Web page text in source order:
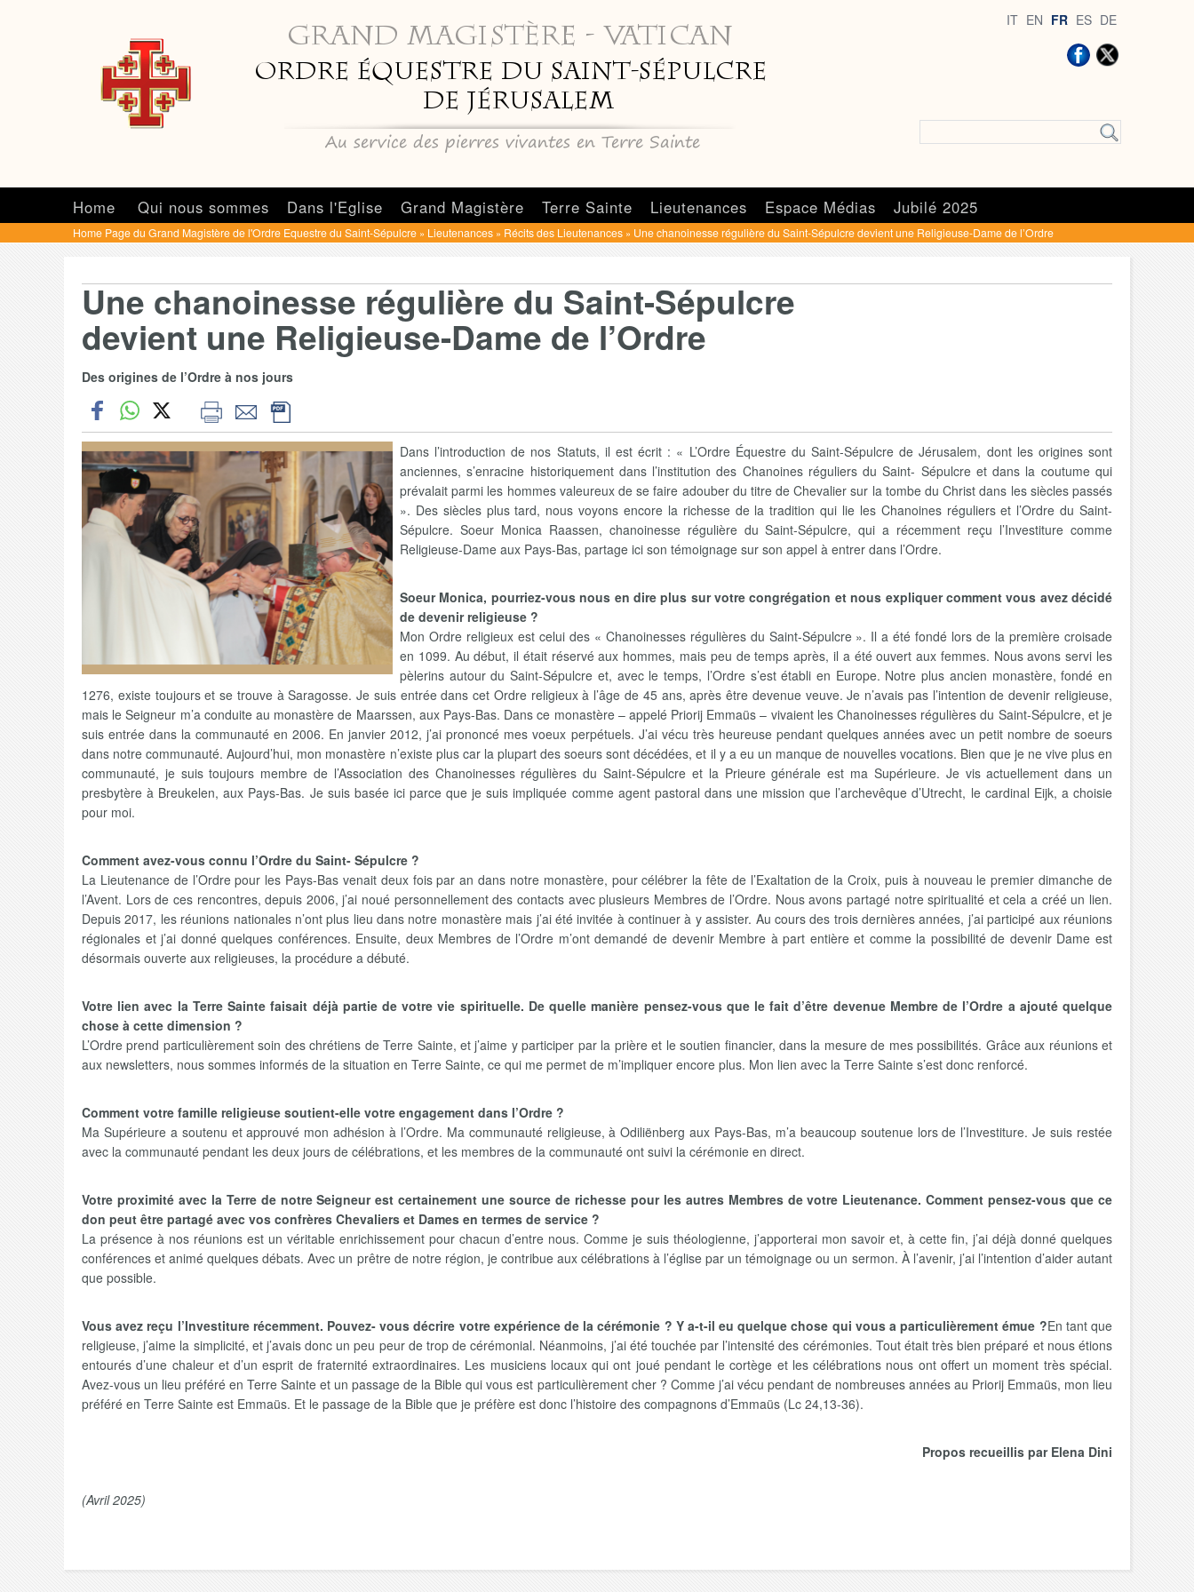
IT EN FR ES DE
Home Qui nous sommes Dans l'Eglise Grand Magistère Terre Sainte Lieutenances Espace Médias Jubilé 2025
Home Page du Grand Magistère de l'Ordre Equestre du Saint-Sépulcre » Lieutenances » Récits des Lieutenances » Une chanoinesse régulière du Saint-Sépulcre devient une Religieuse-Dame de l’Ordre
Une chanoinesse régulière du Saint-Sépulcre
devient une Religieuse-Dame de l’Ordre
Des origines de l’Ordre à nos jours
Dans l’introduction de nos Statuts, il est écrit : « L’Ordre Équestre du Saint-Sépulcre de Jérusalem, dont les origines sont
anciennes, s’enracine historiquement dans l’institution des Chanoines réguliers du Saint- Sépulcre et dans la coutume qui
prévalait parmi les hommes valeureux de se faire adouber du titre de Chevalier sur la tombe du Christ dans les siècles passés
». Des siècles plus tard, nous voyons encore la richesse de la tradition qui lie les Chanoines réguliers et l’Ordre du Saint-
Sépulcre. Soeur Monica Raassen, chanoinesse régulière du Saint-Sépulcre, qui a récemment reçu l’Investiture comme
Religieuse-Dame aux Pays-Bas, partage ici son témoignage sur son appel à entrer dans l’Ordre.
Soeur Monica, pourriez-vous nous en dire plus sur votre congrégation et nous expliquer comment vous avez décidé
de devenir religieuse ?
Mon Ordre religieux est celui des « Chanoinesses régulières du Saint-Sépulcre ». Il a été fondé lors de la première croisade
en 1099. Au début, il était réservé aux hommes, mais peu de temps après, il a été ouvert aux femmes. Nous avons servi les
pèlerins autour du Saint-Sépulcre et, avec le temps, l’Ordre s’est établi en Europe. Notre plus ancien monastère, fondé en
1276, existe toujours et se trouve à Saragosse. Je suis entrée dans cet Ordre religieux à l’âge de 45 ans, après être devenue veuve. Je n’avais pas l’intention de devenir religieuse,
mais le Seigneur m’a conduite au monastère de Maarssen, aux Pays-Bas. Dans ce monastère – appelé Priorij Emmaüs – vivaient les Chanoinesses régulières du Saint-Sépulcre, et je
suis entrée dans la communauté en 2006. En janvier 2012, j’ai prononcé mes voeux perpétuels. J’ai vécu très heureuse pendant quelques années avec un petit nombre de soeurs
dans notre communauté. Aujourd’hui, mon monastère n’existe plus car la plupart des soeurs sont décédées, et il y a eu un manque de nouvelles vocations. Bien que je ne vive plus en
communauté, je suis toujours membre de l’Association des Chanoinesses régulières du Saint-Sépulcre et la Prieure générale est ma Supérieure. Je vis actuellement dans un
presbytère à Breukelen, aux Pays-Bas. Je suis basée ici parce que je suis impliquée comme agent pastoral dans une mission que l’archevêque d’Utrecht, le cardinal Eijk, a choisie
pour moi.
Comment avez-vous connu l’Ordre du Saint- Sépulcre ?
La Lieutenance de l’Ordre pour les Pays-Bas venait deux fois par an dans notre monastère, pour célébrer la fête de l’Exaltation de la Croix, puis à nouveau le premier dimanche de
l’Avent. Lors de ces rencontres, depuis 2006, j’ai noué personnellement des contacts avec plusieurs Membres de l’Ordre. Nous avons partagé notre spiritualité et cela a créé un lien.
Depuis 2017, les réunions nationales n’ont plus lieu dans notre monastère mais j’ai été invitée à continuer à y assister. Au cours des trois dernières années, j’ai participé aux réunions
régionales et j’ai donné quelques conférences. Ensuite, deux Membres de l’Ordre m’ont demandé de devenir Membre à part entière et comme la possibilité de devenir Dame est
désormais ouverte aux religieuses, la procédure a débuté.
Votre lien avec la Terre Sainte faisait déjà partie de votre vie spirituelle. De quelle manière pensez-vous que le fait d’être devenue Membre de l’Ordre a ajouté quelque
chose à cette dimension ?
L’Ordre prend particulièrement soin des chrétiens de Terre Sainte, et j’aime y participer par la prière et le soutien financier, dans la mesure de mes possibilités. Grâce aux réunions et
aux newsletters, nous sommes informés de la situation en Terre Sainte, ce qui me permet de m’impliquer encore plus. Mon lien avec la Terre Sainte s’est donc renforcé.
Comment votre famille religieuse soutient-elle votre engagement dans l’Ordre ?
Ma Supérieure a soutenu et approuvé mon adhésion à l’Ordre. Ma communauté religieuse, à Odiliënberg aux Pays-Bas, m’a beaucoup soutenue lors de l’Investiture. Je suis restée
avec la communauté pendant les deux jours de célébrations, et les membres de la communauté ont suivi la cérémonie en direct.
Votre proximité avec la Terre de notre Seigneur est certainement une source de richesse pour les autres Membres de votre Lieutenance. Comment pensez-vous que ce
don peut être partagé avec vos confrères Chevaliers et Dames en termes de service ?
La présence à nos réunions est un véritable enrichissement pour chacun d’entre nous. Comme je suis théologienne, j’apporterai mon savoir et, à cette fin, j’ai déjà donné quelques
conférences et animé quelques débats. Avec un prêtre de notre région, je contribue aux célébrations à l’église par un témoignage ou un sermon. À l’avenir, j’ai l’intention d’aider autant
que possible.
Vous avez reçu l’Investiture récemment. Pouvez- vous décrire votre expérience de la cérémonie ? Y a-t-il eu quelque chose qui vous a particulièrement émue ?En tant que
religieuse, j’aime la simplicité, et j’avais donc un peu peur de trop de cérémonial. Néanmoins, j’ai été touchée par l’intensité des cérémonies. Tout était très bien préparé et nous étions
entourés d’une chaleur et d’un esprit de fraternité extraordinaires. Les musiciens locaux qui ont joué pendant le cortège et les célébrations nous ont offert un moment très spécial.
Avez-vous un lieu préféré en Terre Sainte et un passage de la Bible qui vous est particulièrement cher ? Comme j’ai vécu pendant de nombreuses années au Priorij Emmaüs, mon lieu
préféré en Terre Sainte est Emmaüs. Et le passage de la Bible que je préfère est donc l’histoire des compagnons d’Emmaüs (Lc 24,13-36).
Propos recueillis par Elena Dini
(Avril 2025)